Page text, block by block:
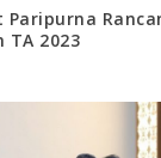
Paripurna
TA 2023